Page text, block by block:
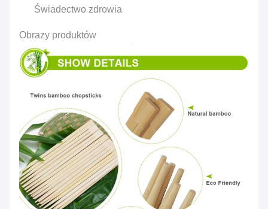
Świadectwo zdrowia
Obrazy produktów